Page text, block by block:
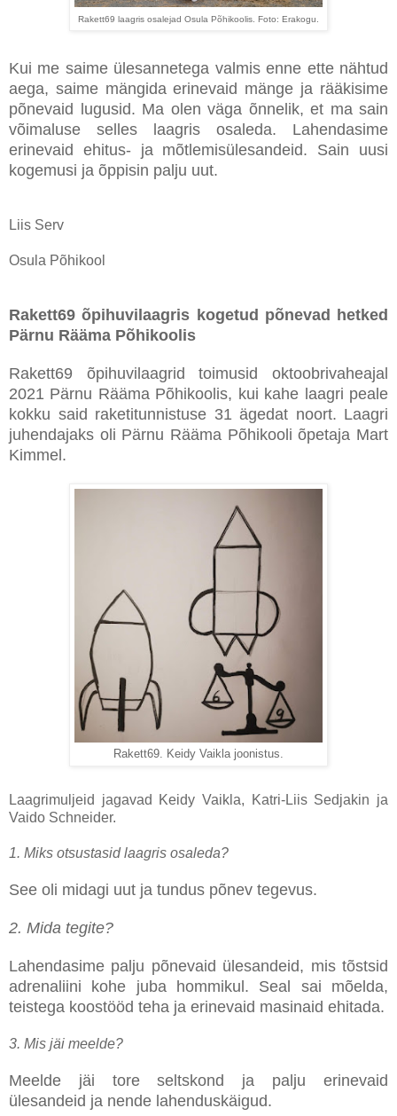
Rakett69 laagris osalejad Osula Põhikoolis. Foto: Erakogu.
Kui me saime ülesannetega valmis enne ette nähtud
aega, saime mängida erinevaid mänge ja rääkisime
põnevaid lugusid. Ma olen väga õnnelik, et ma sain
võimaluse selles laagris osaleda. Lahendasime
erinevaid ehitus- ja mõtlemisülesandeid. Sain uusi
kogemusi ja õppisin palju uut.
Liis Serv
Osula Põhikool
Rakett69 õpihuvilaagris kogetud põnevad hetked
Pärnu Rääma Põhikoolis
Rakett69 õpihuvilaagrid toimusid oktoobrivaheajal
2021 Pärnu Rääma Põhikoolis, kui kahe laagri peale
kokku said raketitunnistuse 31 ägedat noort. Laagri
juhendajaks oli Pärnu Rääma Põhikooli õpetaja Mart
Kimmel.
Rakett69. Keidy Vaikla joonistus.
Laagrimuljeid jagavad Keidy Vaikla, Katri-Liis Sedjakin ja
Vaido Schneider.
1. Miks otsustasid laagris osaleda?
See oli midagi uut ja tundus põnev tegevus.
2. Mida tegite?
Lahendasime palju põnevaid ülesandeid, mis tõstsid
adrenaliini kohe juba hommikul. Seal sai mõelda,
teistega koostööd teha ja erinevaid masinaid ehitada.
3. Mis jäi meelde?
Meelde jäi tore seltskond ja palju erinevaid
ülesandeid ja nende lahenduskäigud.